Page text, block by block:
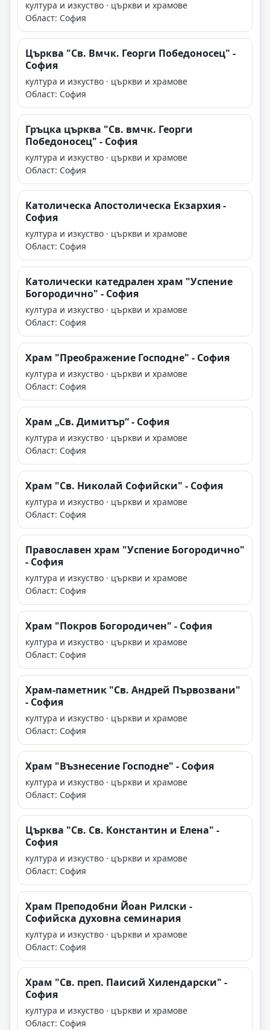
култура и изкуство · църкви и храмове
Област: София
Църква "Св. Вмчк. Георги Победоносец" -
София
култура и изкуство · църкви и храмове
Област: София
Гръцка църква "Св. вмчк. Георги
Победоносец" - София
култура и изкуство · църкви и храмове
Област: София
Католическа Апостолическа Екзархия -
София
култура и изкуство · църкви и храмове
Област: София
Католически катедрален храм "Успение
Богородично" - София
култура и изкуство · църкви и храмове
Област: София
Храм "Преображение Господне" - София
култура и изкуство · църкви и храмове
Област: София
Храм „Св. Димитър“ - София
култура и изкуство · църкви и храмове
Област: София
Храм "Св. Николай Софийски" - София
култура и изкуство · църкви и храмове
Област: София
Православен храм "Успение Богородично"
- София
култура и изкуство · църкви и храмове
Област: София
Храм "Покров Богородичен" - София
култура и изкуство · църкви и храмове
Област: София
Храм-паметник "Св. Андрей Първозвани"
- София
култура и изкуство · църкви и храмове
Област: София
Храм "Възнесение Господне" - София
култура и изкуство · църкви и храмове
Област: София
Църква "Св. Св. Константин и Елена" -
София
култура и изкуство · църкви и храмове
Област: София
Храм Преподобни Йоан Рилски -
Софийска духовна семинария
култура и изкуство · църкви и храмове
Област: София
Храм "Св. преп. Паисий Хилендарски" -
София
култура и изкуство · църкви и храмове
Област: София